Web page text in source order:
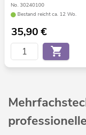
No. 30240100
Bestand reicht ca. 12 Wo.
35,90€